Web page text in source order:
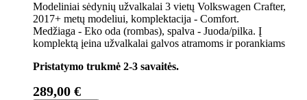
Modeliniai sėdynių užvalkalai 3 vietų Volkswagen Crafter,
2017+ metų modeliui, komplektacija - Comfort.
Medžiaga - Eko oda (rombas), spalva - Juoda/pilka. Į
komplektą įeina užvalkalai galvos atramoms ir porankiams
Pristatymo trukmė 2-3 savaitės.
289,00 €